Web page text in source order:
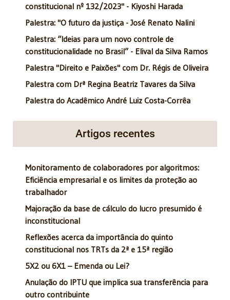
constitucional nº 132/2023" - Kiyoshi Harada
Palestra: "O futuro da justiça - José Renato Nalini
Palestra: “Ideias para um novo controle de
constitucionalidade no Brasil” - Elival da Silva Ramos
Palestra "Direito e Paixões" com Dr. Régis de Oliveira
Palestra com Drª Regina Beatriz Tavares da Silva
Palestra do Acadêmico André Luiz Costa-Corrêa
Artigos recentes
Monitoramento de colaboradores por algoritmos:
Eficiência empresarial e os limites da proteção ao
trabalhador
Majoração da base de cálculo do lucro presumido é
inconstitucional
Reflexões acerca da importância do quinto
constitucional nos TRTs da 2ª e 15ª região
5X2 ou 6X1 – Emenda ou Lei?
Anulação do IPTU que implica sua transferência para
outro contribuinte